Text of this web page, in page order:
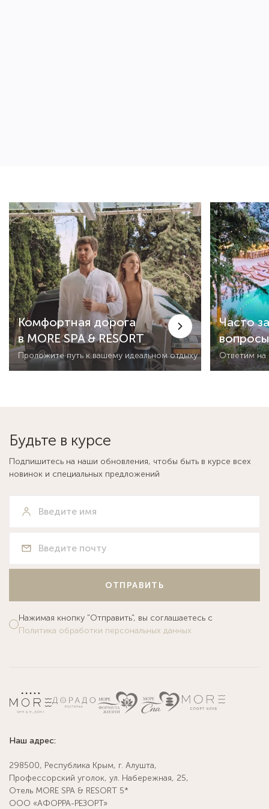
Комфортная дорога
в MORE SPA & RESORT
Проложите путь к вашему идеальном отдыху
Часто
вопросы
Ответим на
Будьте в курсе
Подпишитесь на наши обновления, чтобы быть в курсе всех
новинок и специальных предложений
ОТПРАВИТЬ
Нажимая кнопку "Отправить", вы соглашаетесь с
Политика обработки персональных данных
Наш адрес:
298500, Республика Крым, г. Алушта,
Профессорский уголок, ул. Набережная, 25,
Отель MORE SPA & RESORT 5*
ООО «АФОРРА-РЕЗОРТ»